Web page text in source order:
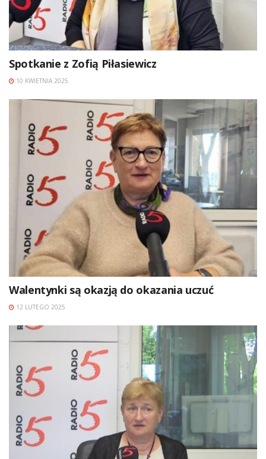
Spotkanie z Zofią Piłasiewicz
10 KWIETNIA 2025
Walentynki są okazją do okazania uczuć
12 LUTEGO 2025